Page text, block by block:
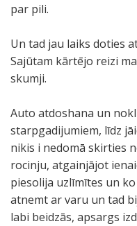
par pili.
Un tad jau laiks doties
Sajūtam kārtējo reizi
skumji.
Auto atdoshana un
starpgadijumiem, līdz
nikis i nedomā skirties
rocinju, atgainjājot
piesolija uzlīmītes un
atnemt ar varu un tad
labi beidzās, apsargs